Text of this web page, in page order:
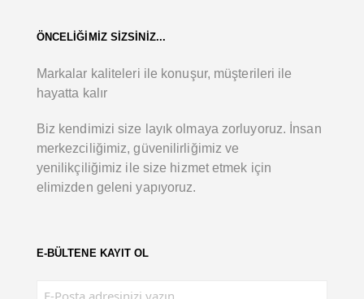
ÖNCELİĞİMİZ SİZSİNİZ...
Markalar kaliteleri ile konuşur, müşterileri ile
hayatta kalır
Biz kendimizi size layık olmaya zorluyoruz. İnsan
merkezciliğimiz, güvenilirliğimiz ve
yenilikçiliğimiz ile size hizmet etmek için
elimizden geleni yapıyoruz.
E-BÜLTENE KAYIT OL